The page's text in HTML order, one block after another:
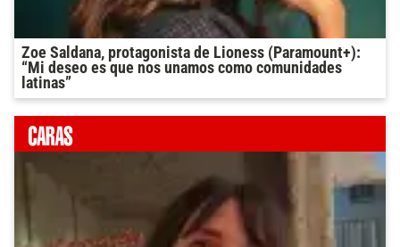
Zoe Saldana, protagonista de Lioness (Paramount+):
“Mi deseo es que nos unamos como comunidades
latinas”